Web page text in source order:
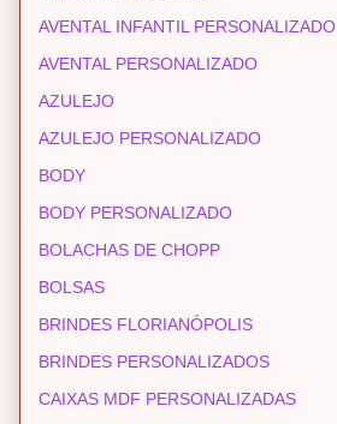
AVENTAL INFANTIL PERSONALIZADO
AVENTAL PERSONALIZADO
AZULEJO
AZULEJO PERSONALIZADO
BODY
BODY PERSONALIZADO
BOLACHAS DE CHOPP
BOLSAS
BRINDES FLORIANÓPOLIS
BRINDES PERSONALIZADOS
CAIXAS MDF PERSONALIZADAS